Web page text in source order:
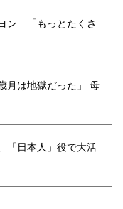
ン 「もっとたくさ
月は地獄だった」 母
「日本人」役で大活